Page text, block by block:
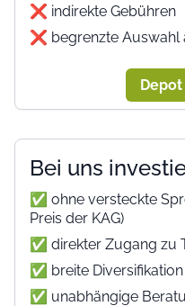
❌ indirekte Gebühren
❌ begrenzte Auswahl
Bei uns
✅ ohne versteckte
Preis der KAG)
✅ direkter Zugang zu
✅ breite Diversifikation
✅ unabhängige